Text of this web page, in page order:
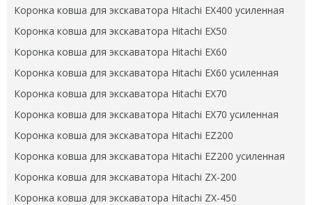
Коронка ковша для экскаватора Hitachi EX400 усиленная
Коронка ковша для экскаватора Hitachi EX50
Коронка ковша для экскаватора Hitachi EX60
Коронка ковша для экскаватора Hitachi EX60 усиленная
Коронка ковша для экскаватора Hitachi EX70
Коронка ковша для экскаватора Hitachi EX70 усиленная
Коронка ковша для экскаватора Hitachi EZ200
Коронка ковша для экскаватора Hitachi EZ200 усиленная
Коронка ковша для экскаватора Hitachi ZX-200
Коронка ковша для экскаватора Hitachi ZX-450